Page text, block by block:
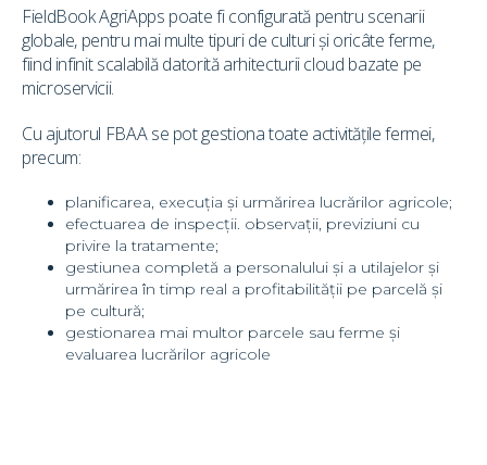
FieldBook AgriApps poate fi configurată pentru scenarii
globale, pentru mai multe tipuri de culturi și oricâte ferme,
fiind infinit scalabilă datorită arhitecturii cloud bazate pe
microservicii.
Cu ajutorul FBAA se pot gestiona toate activitățile fermei,
precum:
planificarea, execuția și urmărirea lucrărilor agricole;
efectuarea de inspecții. observații, previziuni cu
privire la tratamente;
gestiunea completă a personalului și a utilajelor și
urmărirea în timp real a profitabilității pe parcelă și
pe cultură;
gestionarea mai multor parcele sau ferme și
evaluarea lucrărilor agricole